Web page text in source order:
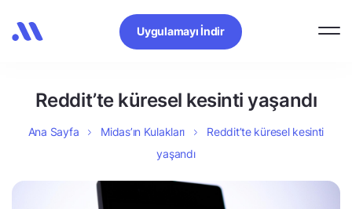
Uygulamayı İndir
Reddit’te küresel kesinti yaşandı
Ana Sayfa Midas’ın Kulakları
Reddit’te küresel kesinti
yaşandı